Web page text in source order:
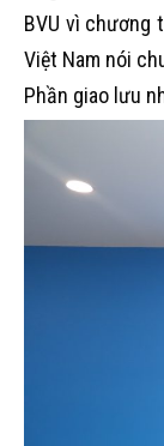
BVU vì chương
Việt Nam nói
Phần giao lưu